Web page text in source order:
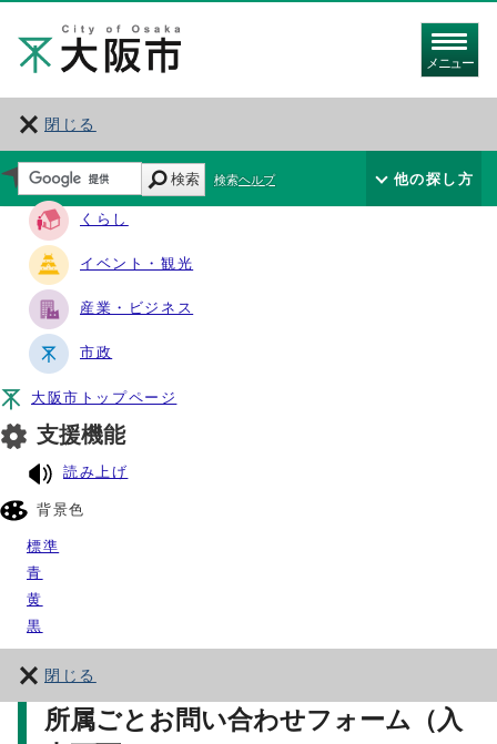
メニュー
閉じる
サイト・ナビ
くらし
イベント・観光
産業・ビジネス
市政
大阪市トップページ
支援機能
読み上げ
背景色
標準
青
黄
黒
閉じる
検索 検索ヘルプ 他の探し方
所属ごとお問い合わせフォーム（入